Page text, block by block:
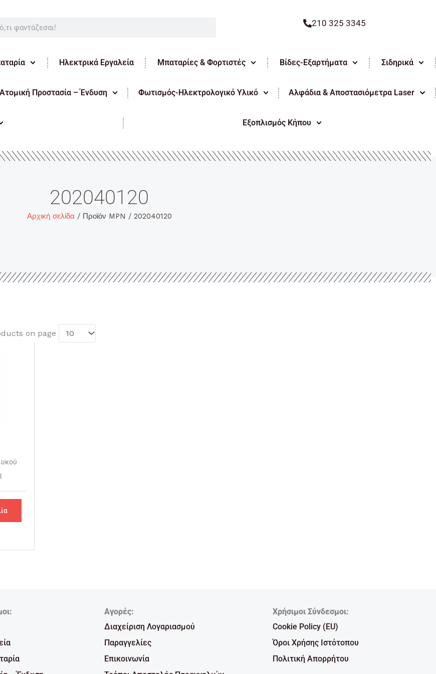
210 325 3345
Ηλεκτρικά Εργαλεία Μπαταρίες & Φορτιστές Βίδες-Εξαρτήματα Σιδηρικά
Ατομική Προστασία – Ένδυση Φωτισμός-Ηλεκτρολογικό Υλικό Αλφάδια & Αποστασιόμετρα Laser
Εξοπλισμός Κήπου
202040120
Αρχική σελίδα / Προϊόν MPN / 202040120
on page
Αγορές:
Διαχείριση Λογαριασμού
Παραγγελίες
Επικοινωνία
Χρήσιμοι Σύνδεσμοι:
Cookie Policy (EU)
Όροι Χρήσης Ιστότοπου
Πολιτική Απορρήτου